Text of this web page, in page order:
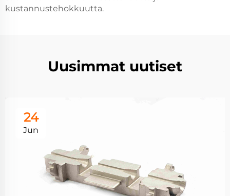
kustannustehokkuutta.
Uusimmat uutiset
24
Jun